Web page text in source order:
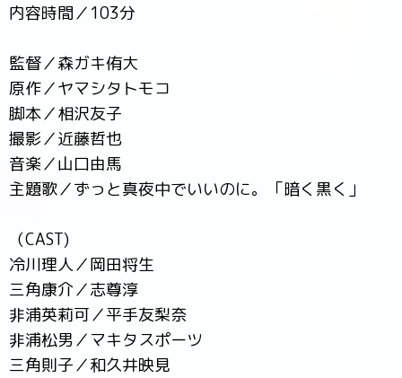
内容時間／103分
監督／森ガキ侑大
原作／ヤマシタトモコ
脚本／相沢友子
撮影／近藤哲也
音楽／山口由馬
主題歌／ずっと真夜中でいいのに。「暗く黒く」
（CAST)
冷川理人／岡田将生
三角康介／志尊淳
非浦英莉可／平手友梨奈
非浦松男／マキタスポーツ
三角則子／和久井映見